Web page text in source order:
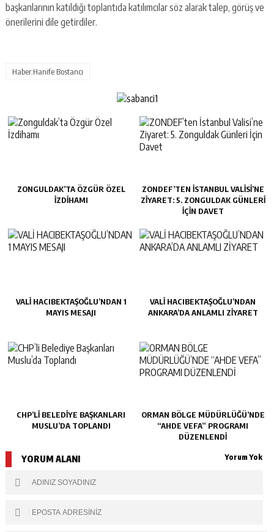
başkanlarının katıldığı toplantıda katılımcılar söz alarak talep, görüş ve
önerilerini dile getirdiler.
Haber:Hanife Bostancı
ZONGULDAK’TA ÖZGÜR ÖZEL
İZDIHAMI
ZONDEF’TEN İSTANBUL VALISI’NE
ZIYARET: 5. ZONGULDAK GÜNLERI
İÇIN DAVET
VALİ HACIBEKTAŞOĞLU’NDAN 1
MAYIS MESAJI
VALİ HACIBEKTAŞOĞLU’NDAN
ANKARA’DA ANLAMLI ZİYARET
CHP’LI BELEDIYE BAŞKANLARI
MUSLU’DA TOPLANDI
ORMAN BÖLGE MÜDÜRLÜĞÜ’NDE
“AHDE VEFA” PROGRAMI
DÜZENLENDİ
YORUM ALANI Yorum Yok